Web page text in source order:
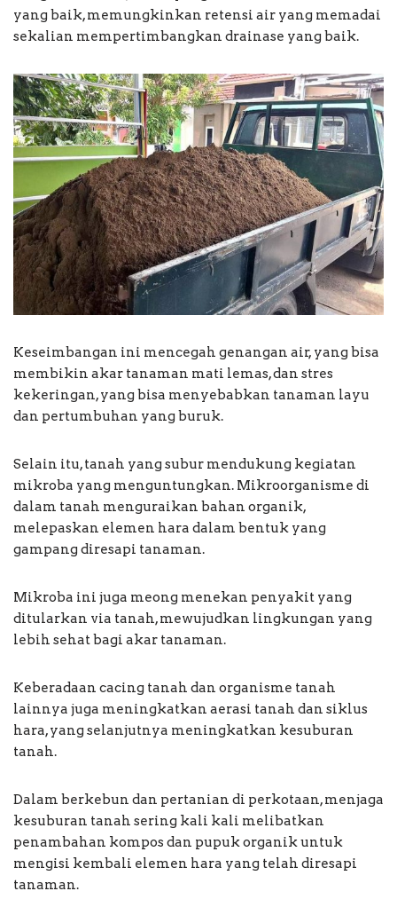
yang baik, memungkinkan retensi air yang memadai
sekalian mempertimbangkan drainase yang baik.
Keseimbangan ini mencegah genangan air, yang bisa
membikin akar tanaman mati lemas, dan stres
kekeringan, yang bisa menyebabkan tanaman layu
dan pertumbuhan yang buruk.
Selain itu, tanah yang subur mendukung kegiatan
mikroba yang menguntungkan. Mikroorganisme di
dalam tanah menguraikan bahan organik,
melepaskan elemen hara dalam bentuk yang
gampang diresapi tanaman.
Mikroba ini juga meong menekan penyakit yang
ditularkan via tanah, mewujudkan lingkungan yang
lebih sehat bagi akar tanaman.
Keberadaan cacing tanah dan organisme tanah
lainnya juga meningkatkan aerasi tanah dan siklus
hara, yang selanjutnya meningkatkan kesuburan
tanah.
Dalam berkebun dan pertanian di perkotaan, menjaga
kesuburan tanah sering kali kali melibatkan
penambahan kompos dan pupuk organik untuk
mengisi kembali elemen hara yang telah diresapi
tanaman.